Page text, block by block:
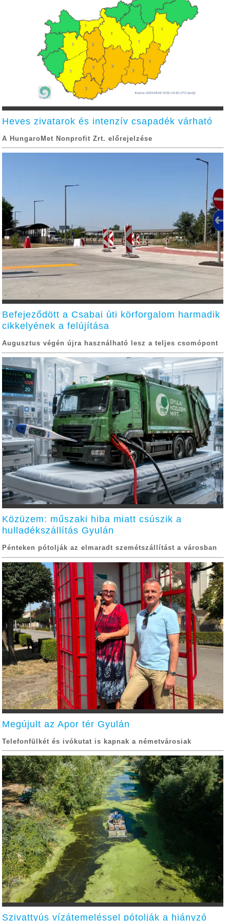
Heves zivatarok és intenzív csapadék várható
A HungaroMet Nonprofit Zrt. előrejelzése
Befejeződött a Csabai úti körforgalom harmadik
cikkelyének a felújítása
Augusztus végén újra használható lesz a teljes csomópont
Közüzem: műszaki hiba miatt csúszik a
hulladékszállítás Gyulán
Pénteken pótolják az elmaradt szemétszállítást a városban
Megújult az Apor tér Gyulán
Telefonfülkét és ivókutat is kapnak a németvárosiak
Szivattyús vízátemeléssel pótolják a hiányzó